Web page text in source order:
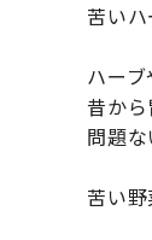
苦い
ハー
昔か
問題
苦い